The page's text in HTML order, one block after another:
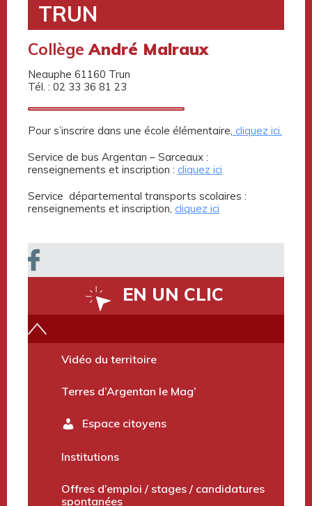
TRUN
CollègeAndré Malraux
Neauphe 61160 Trun
Tél. : 02 33 36 81 23
Pour s’inscrire dans une école élémentaire, cliquez ici.
Service de bus Argentan – Sarceaux :
renseignements et inscription : cliquez ici
Service départemental transports scolaires :
renseignements et inscription, cliquez ici
EN UN CLIC
Vidéo du territoire
Terres d’Argentan le Mag’
Espace citoyens
Institutions
Offres d’emploi / stages / candidatures
spontanées